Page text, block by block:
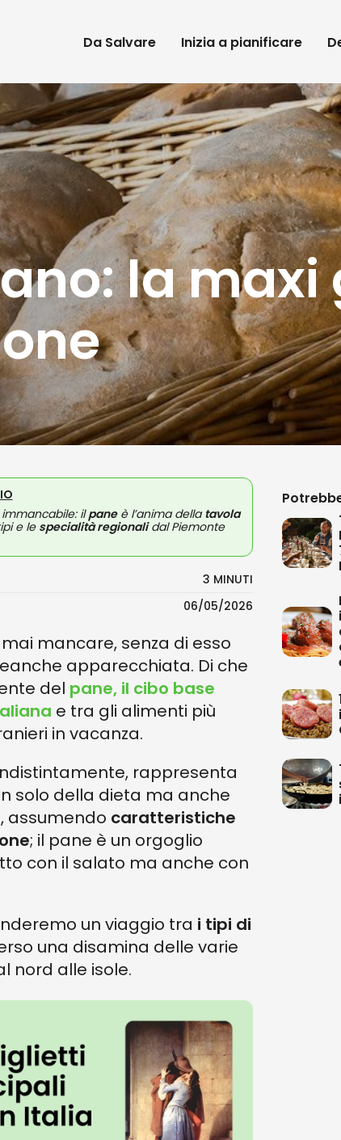
Da Salvare Inizia a pianificare
la maxi
ilpaneè l’anima dellatavola
e le specialità regionalidal Piemonte
3 MINUTI
06/05/2026
mancare, senza di esso
apparecchiata. Di che
del pane, il cibo base
e tra gli alimenti più
in vacanza.
rappresenta
solo della dieta ma anche
assumendo caratteristiche
; il pane è un orgoglio
con il salato ma anche con
un viaggio tra i tipi di
una disamina delle varie
nord alle isole.